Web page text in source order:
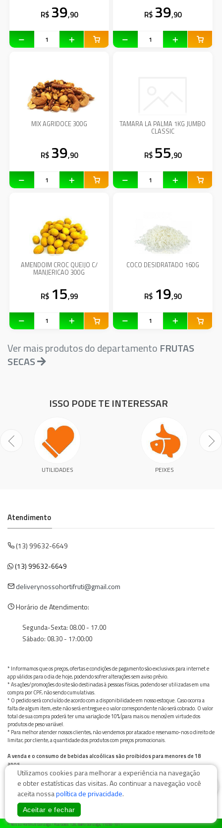
R$ 39,90 R$ 39,90
MIX AGRIDOCE 300G
R$ 39,90
TAMARA LA PALMA 1KG JUMBO
CLASSIC
R$ 55,90
AMENDOIM CROC QUEIJO C/
MANJERICAO 300G
R$ 15,99
COCO DESIDRATADO 160G
R$ 19,90
Ver mais produtos do departamento FRUTAS
SECAS
ISSO PODE TE INTERESSAR
UTILIDADES PEIXES
Atendimento
(13) 99632-6649
(13) 99632-6649
deliverynossohortifruti@gmail.com
Horário de Atendimento:
Segunda-Sexta: 08.00 - 17.00
Sábado: 08.30 - 17:00:00
* Informamos que os preços, ofertas e condições de pagamento são exclusivos para internet e
app válidos para o dia de hoje, podendo sofrer alterações sem aviso prévio.
* As ações/promoções do site são destinadas à pessoas físicas, podendo ser utilizadas em uma
compra por CPF, não sendo cumulativas.
* O pedido será concluído de acordo com a disponibilidade em nosso estoque. Caso ocorra a
falta de algum item, este não será entregue e o valor correspondente não será cobrado. O valor
total de sua compra poderá ter uma variação de 10% (para mais ou menos) em virtude dos
produtos de peso variável.
* Para melhor atender nossos clientes, não vendemos por atacado e reservamo-nos o direito de
limitar, por cliente, a quantidade dos produtos com preços promocionais.
A venda e o consumo de bebidas alcoólicas são proibidos para menores de 18
anos.
Bebida alcoólica pode causar dependência química e, em excesso, provoca graves males à saúde.
Beba com moderação
© Nosso Hortifruti Gonzaga / Rua Goiás 128, Bairro Gonzaga, 11050-101 -
Utilizamos cookies para melhorar a experiência na navegação
e obter estatísticas das visitas. Ao continuar a navegação você
aceita nossapolítica de privacidade.
Aceitar e fechar